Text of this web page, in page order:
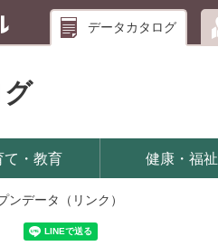
データカタログ
て・教育 健康・福祉
ンデータ（リンク）